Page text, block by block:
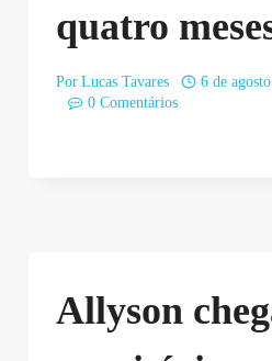
quatro
Por Lucas Tavares
6 de
0 Comentários
Allyson